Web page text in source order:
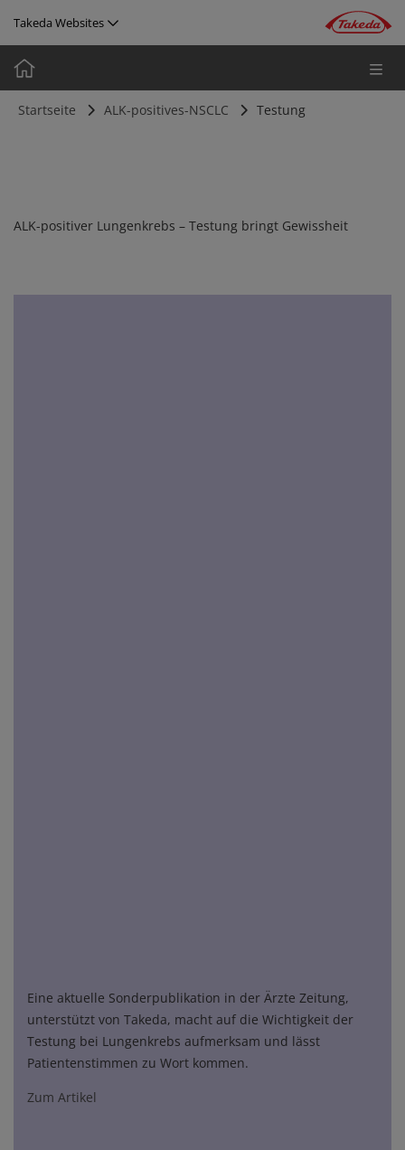
Takeda Websites
Media
Image
Startseite ALK-positives-NSCLC Testung
ALK-positiver Lungenkrebs – Testung bringt Gewissheit
Eine aktuelle Sonderpublikation in der Ärzte Zeitung,
unterstützt von Takeda, macht auf die Wichtigkeit der
Testung bei Lungenkrebs aufmerksam und lässt
Patientenstimmen zu Wort kommen.
Zum Artikel